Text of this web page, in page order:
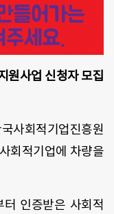
원사업 신청자 모집
사회적기업진흥원
회적기업에 차량을
인증받은 사회적